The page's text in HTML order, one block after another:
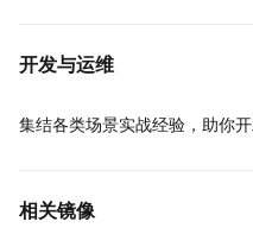
开发与运维
集结各类场景实战经验，助你
相关镜像